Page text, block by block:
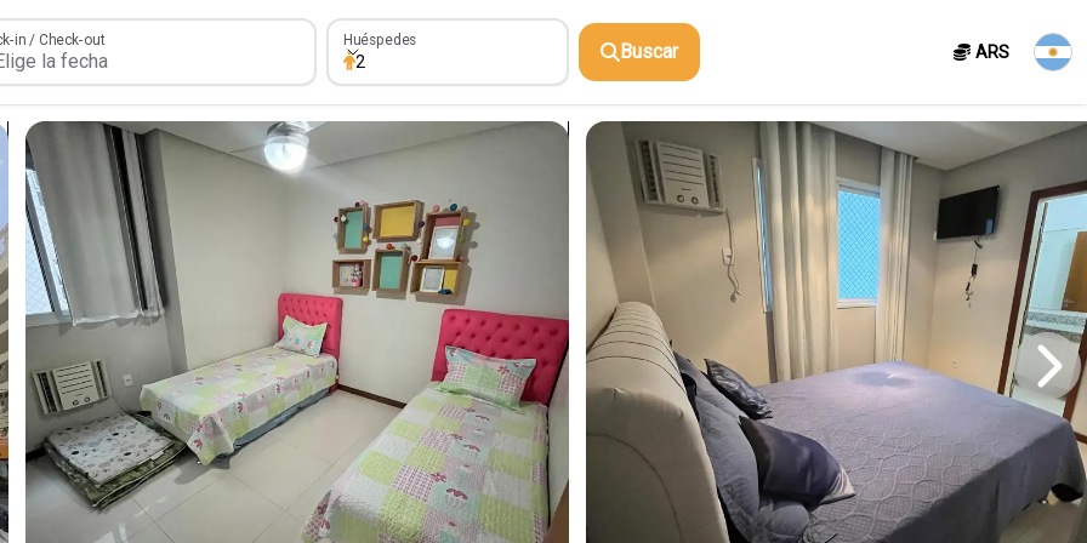
in / Check-out Huéspedes
Huéspedes
2 Buscar ARS